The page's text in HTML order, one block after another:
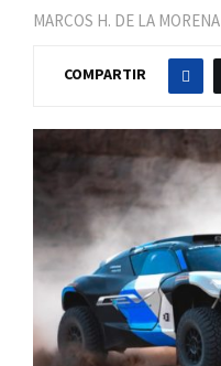
MARCOS H. DE LA MORENA
COMPARTIR